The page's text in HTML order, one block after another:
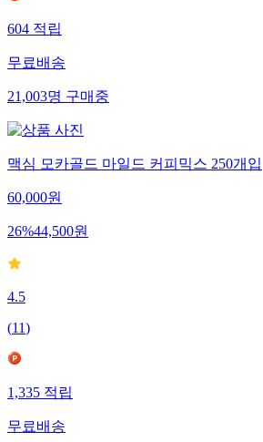
604적립
무료배송
21,003명구매중
맥심 모카골드 마일드 커피믹스 250개입
60,000원
26%44,500원
4.5
(11)
1,335적립
무료배송